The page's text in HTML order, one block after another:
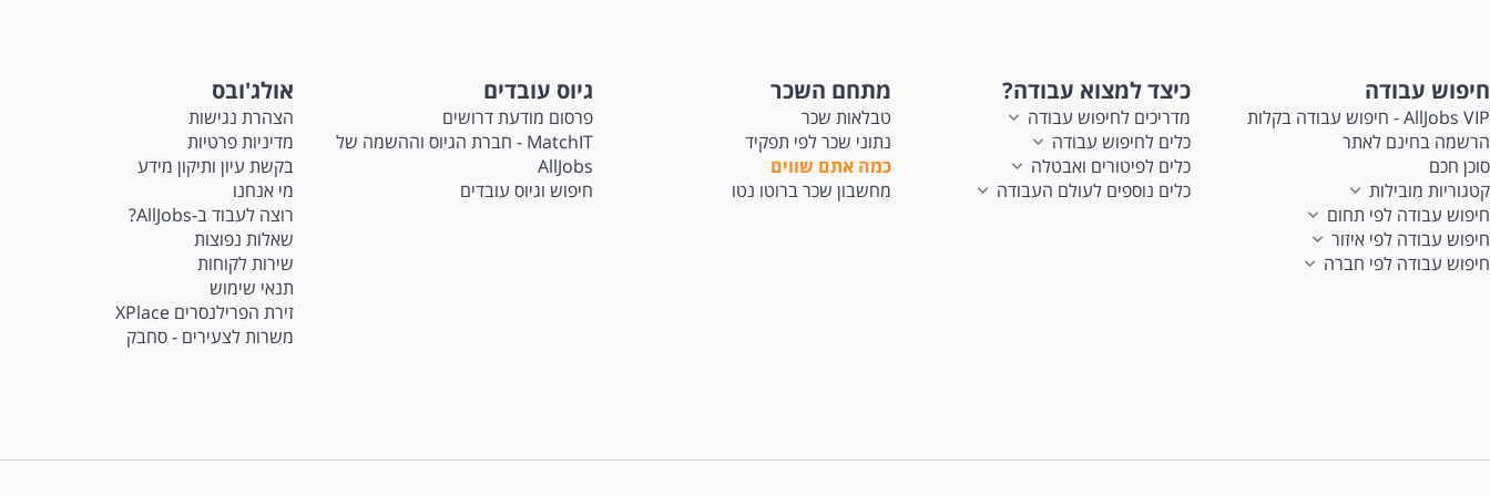
חיפוש עבודה
AllJobs VIP - חיפוש עבודה בקלות
הרשמה בחינם לאתר
סוכן חכם
קטגוריות מובילות
חיפוש עבודה לפי תחום
חיפוש עבודה לפי איזור
חיפוש עבודה לפי חברה
כיצד למצוא עבודה?
מדריכים לחיפוש עבודה
כלים לחיפוש עבודה
כלים לפיטורים ואבטלה
כלים נוספים לעולם העבודה
מתחם השכר
טבלאות שכר
נתוני שכר לפי תפקיד
כמה אתם שווים
מחשבון שכר ברוטו נטו
גיוס עובדים
פרסום מודעת דרושים
MatchIT - חברת הגיוס וההשמה של
AllJobs
חיפוש וגיוס עובדים
אולג'ובס
הצהרת נגישות
מדיניות פרטיות
בקשת עיון ותיקון מידע
מי אנחנו
רוצה לעבוד ב-AllJobs?
שאלות נפוצות
שירות לקוחות
תנאי שימוש
זירת הפרילנסרים XPlace
משרות לצעירים - סחבק